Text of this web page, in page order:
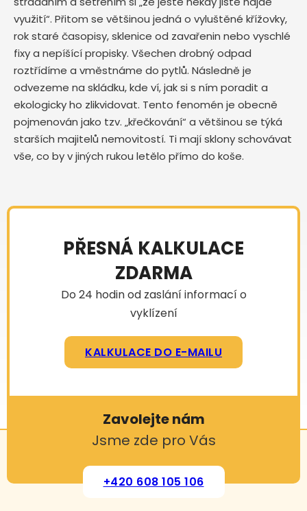
využití“. Přitom se většinou jedná o vyluštěné křížovky,
rok staré časopisy, sklenice od zavařenin nebo vyschlé
fixy a nepíšící propisky. Všechen drobný odpad
roztřídíme a vměstnáme do pytlů. Následně je
odvezeme na skládku, kde ví, jak si s ním poradit a
ekologicky ho zlikvidovat. Tento fenomén je obecně
pojmenován jako tzv. „křečkování“ a většinou se týká
starších majitelů nemovitostí. Ti mají sklony schovávat
vše, co by v jiných rukou letělo přímo do koše.
PŘESNÁ KALKULACE
ZDARMA
Do 24 hodin od zaslání informací o
vyklízení
KALKULACE DO E-MAILU
Zavolejte nám
Jsme zde pro Vás
+420 608 105 106